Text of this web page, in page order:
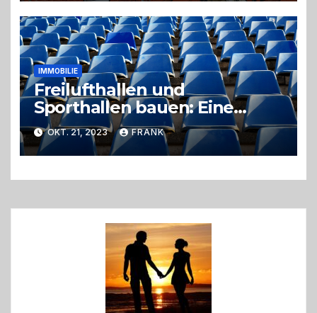
IMMOBILIE
Freilufthallen und
Sporthallen bauen: Eine
ökologische und
ökonomische Lösung
OKT. 21, 2023 FRANK